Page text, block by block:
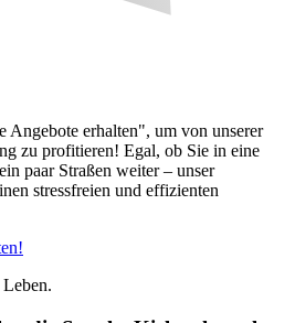
erhalten", um von unserer
zu profitieren! Egal, ob Sie in eine
paar Straßen weiter – unser
stressfreien und effizienten